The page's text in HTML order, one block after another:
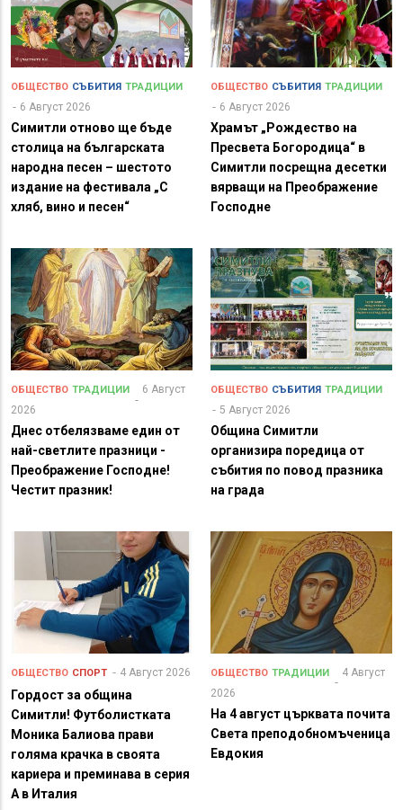
ОБЩЕСТВО СЪБИТИЯ ТРАДИЦИИ
6 Август 2026
Симитли отново ще бъде
столица на българската
народна песен – шестото
издание на фестивала „С
хляб, вино и песен“
ОБЩЕСТВО СЪБИТИЯ ТРАДИЦИИ
6 Август 2026
Храмът „Рождество на
Пресвета Богородица“ в
Симитли посрещна десетки
вярващи на Преображение
Господне
ОБЩЕСТВО ТРАДИЦИИ
6 Август
2026
Днес отбелязваме един от
най-светлите празници -
Преображение Господне!
Честит празник!
ОБЩЕСТВО СЪБИТИЯ ТРАДИЦИИ
5 Август 2026
Община Симитли
организира поредица от
събития по повод празника
на града
ОБЩЕСТВО СПОРТ 4 Август 2026
Гордост за община
Симитли! Футболистката
Моника Балиова прави
голяма крачка в своята
кариера и преминава в серия
А в Италия
ОБЩЕСТВО ТРАДИЦИИ
4 Август
2026
На 4 август църквата почита
Света преподобномъченица
Евдокия